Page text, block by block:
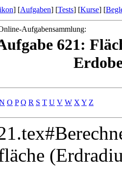
] [Aufgaben] [Tests] [Kurse] [
Aufgabensammlung:
621:
O P Q R S T U V W X Y Z